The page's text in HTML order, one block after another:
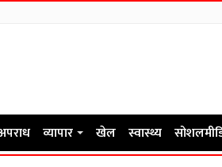
व्यापार खेल स्वास्थ्य